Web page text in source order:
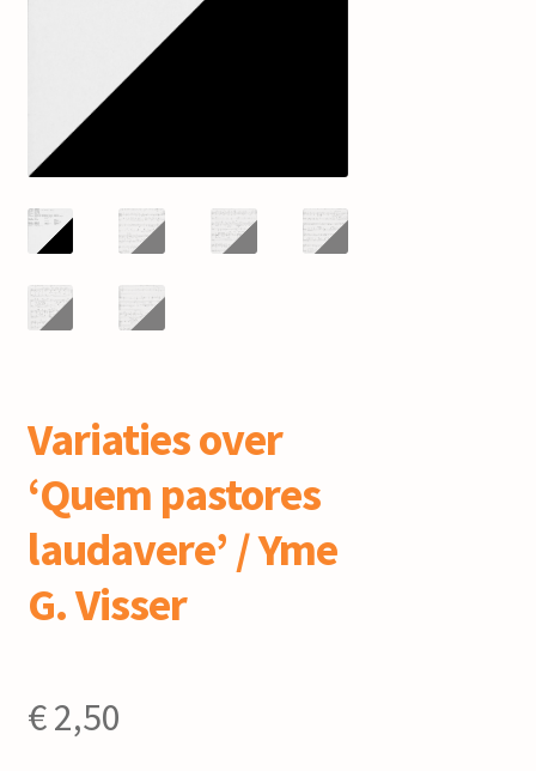
Variaties over
‘Quem pastores
laudavere’ / Yme
G. Visser
€2,50